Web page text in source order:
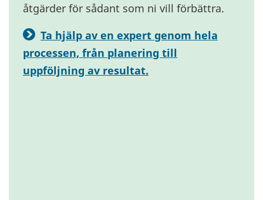
åtgärder för sådant som ni vill förbättra.
Ta hjälp av en expert genom hela
processen, från planering till
uppföljning av resultat.